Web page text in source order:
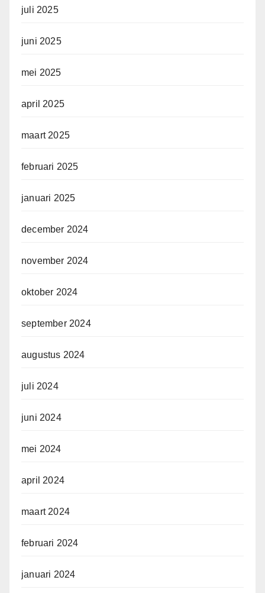
juli 2025
juni 2025
mei 2025
april 2025
maart 2025
februari 2025
januari 2025
december 2024
november 2024
oktober 2024
september 2024
augustus 2024
juli 2024
juni 2024
mei 2024
april 2024
maart 2024
februari 2024
januari 2024